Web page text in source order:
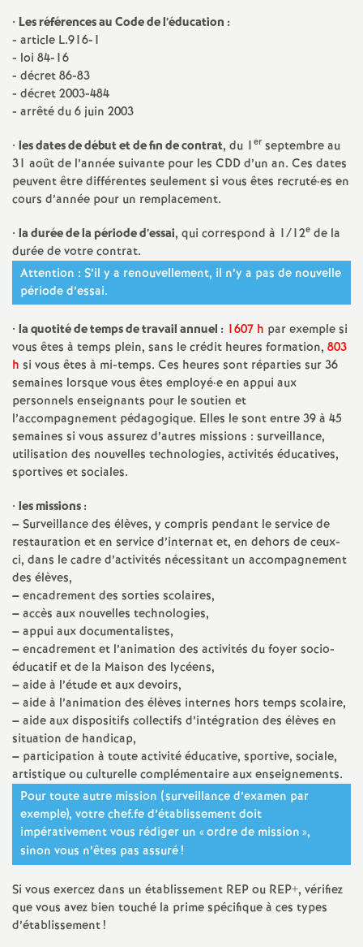
d
e
s
E
n
s
e
i
g
n
e
e
t
s
d
e
S
e
• Les références au Code de l’éducation :
- article L.916-1
- loi 84-16
- décret 86-83
- décret 2003-484
- arrêté du 6 juin 2003
• les dates de début et de fin de contrat, du 1er septembre au
31 août de l’année suivante pour les CDD d’un an. Ces dates
peuvent être différentes seulement si vous êtes recruté·es en
cours d’année pour un remplacement.
• la durée de la période d’essai, qui correspond à 1/12e de la
durée de votre contrat.
Attention : S’il y a renouvellement, il n’y a pas de nouvelle
période d’essai.
• la quotité de temps de travail annuel : 1607 h par exemple si
vous êtes à temps plein, sans le crédit heures formation, 803
h si vous êtes à mi-temps. Ces heures sont réparties sur 36
semaines lorsque vous êtes employé·e en appui aux
personnels enseignants pour le soutien et
l’accompagnement pédagogique. Elles le sont entre 39 à 45
semaines si vous assurez d’autres missions : surveillance,
utilisation des nouvelles technologies, activités éducatives,
sportives et sociales.
• les missions :
–Surveillance des élèves, y compris pendant le service de
restauration et en service d’internat et, en dehors de ceux-
ci, dans le cadre d’activités nécessitant un accompagnement
des élèves,
–encadrement des sorties scolaires,
–accès aux nouvelles technologies,
–appui aux documentalistes,
–encadrement et l’animation des activités du foyer socio-
éducatif et de la Maison des lycéens,
–aide à l’étude et aux devoirs,
–aide à l’animation des élèves internes hors temps scolaire,
–aide aux dispositifs collectifs d’intégration des élèves en
situation de handicap,
– participation à toute activité éducative, sportive, sociale,
artistique ou culturelle complémentaire aux enseignements.
Pour toute autre mission (surveillance d’examen par
exemple), votre chef.fe d’établissement doit
impérativement vous rédiger un «ordre de mission»,
sinon vous n’êtes pas assuré!
Si vous exercez dans un établissement REP ou REP+, vérifiez
que vous avez bien touché la prime spécifique à ces types
d’établissement!